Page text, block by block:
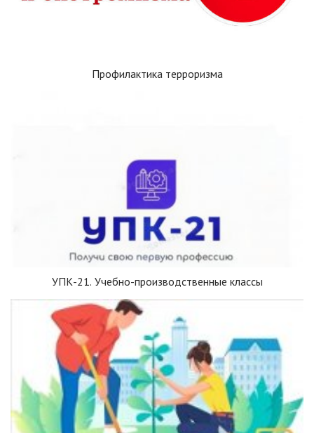
Профилактика терроризма
УПК-21. Учебно-производственные классы